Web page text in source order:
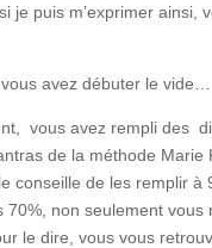
je puis m’exprimer ainsi,
avez débuter le vide…
vous avez rempli des
de la méthode
conseille de les remplir
70%, non seulement vous
le dire, vous vous